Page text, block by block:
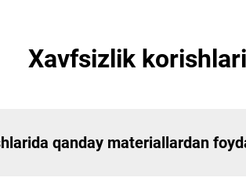
Xavfsizlik
qanday materiallardan